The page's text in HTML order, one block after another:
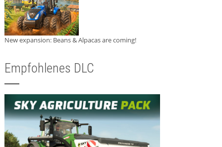
New expansion: Beans & Alpacas are coming!
Empfohlenes DLC